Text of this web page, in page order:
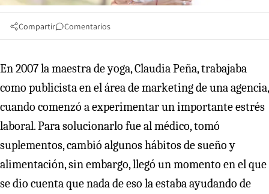
Compartir Comentarios
En 2007 la maestra de yoga, Claudia Peña, trabajaba
como publicista en el área de marketing de una agencia,
cuando comenzó a experimentar un importante estrés
laboral. Para solucionarlo fue al médico, tomó
suplementos, cambió algunos hábitos de sueño y
alimentación, sin embargo, llegó un momento en el que
se dio cuenta que nada de eso la estaba ayudando de